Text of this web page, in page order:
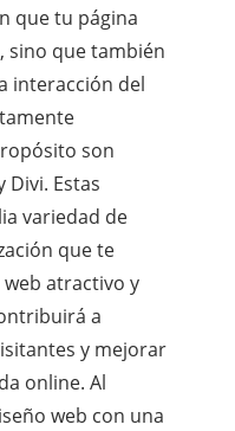
que tu página
sino que también
interacción del
son
Divi. Estas
variedad de
que te
atractivo y
a
y mejorar
online. Al
web con una